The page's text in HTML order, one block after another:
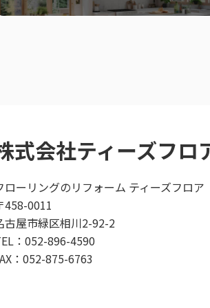
式会社ティーズフロ
ローリングのリフォーム ティーズフロア
458-0011
古屋市緑区相川2-92-2
：052-896-4590
：052-875-6763